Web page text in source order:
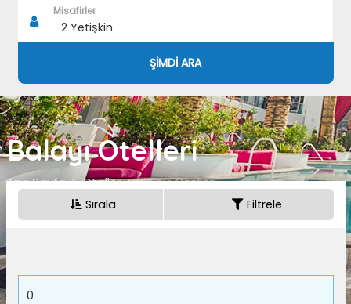
Misafirler
2 Yetişkin
ŞİMDİ ARA
Balayı Otelleri
Ana Sayfa Oteller Balayı Otelleri
Sırala Filtrele
0